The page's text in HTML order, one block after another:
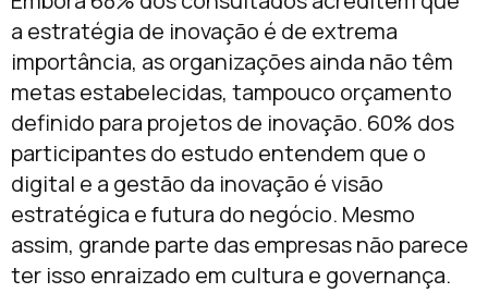
a estratégia de inovação é de extrema
importância, as organizações ainda não têm
metas estabelecidas, tampouco orçamento
definido para projetos de inovação. 60% dos
participantes do estudo entendem que o
digital e a gestão da inovação é visão
estratégica e futura do negócio. Mesmo
assim, grande parte das empresas não parece
ter isso enraizado em cultura e governança.